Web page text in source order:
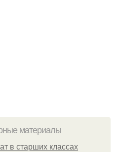
материалы
в старших классах